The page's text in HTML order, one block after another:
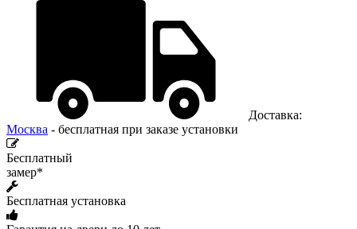
Доставка:
Москва - бесплатная при заказе установки
Бесплатный
замер*
Бесплатная установка